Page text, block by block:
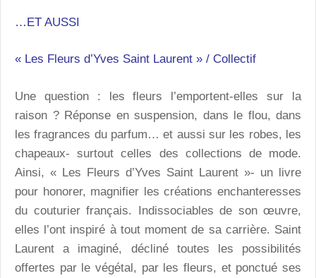
…ET AUSSI
« Les Fleurs d’Yves Saint Laurent » / Collectif
Une question : les fleurs l’emportent-elles sur la
raison ? Réponse en suspension, dans le flou, dans
les fragrances du parfum… et aussi sur les robes, les
chapeaux- surtout celles des collections de mode.
Ainsi, « Les Fleurs d’Yves Saint Laurent »- un livre
pour honorer, magnifier les créations enchanteresses
du couturier français. Indissociables de son œuvre,
elles l’ont inspiré à tout moment de sa carrière. Saint
Laurent a imaginé, décliné toutes les possibilités
offertes par le végétal, par les fleurs, et ponctué ses